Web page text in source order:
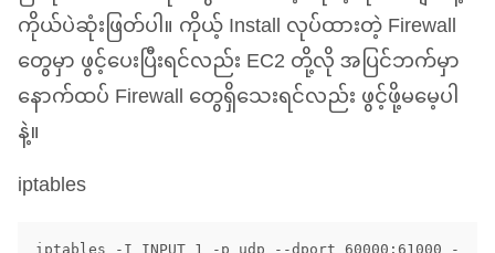
ကိုယ်ပဲဆုံးဖြတ်ပါ။ ကိုယ့် Install လုပ်ထားတဲ့ Firewall
တွေမှာ ဖွင့်ပေးပြီးရင်လည်းEC2တို့လို အပြင်ဘက်မှာ
နောက်ထပ် Firewall တွေရှိသေးရင်လည်း ဖွင့်ဖို့မမေ့ပါ
နဲ့။
iptables
iptables -I INPUT 1 -p udp --dport 60000:61000 -